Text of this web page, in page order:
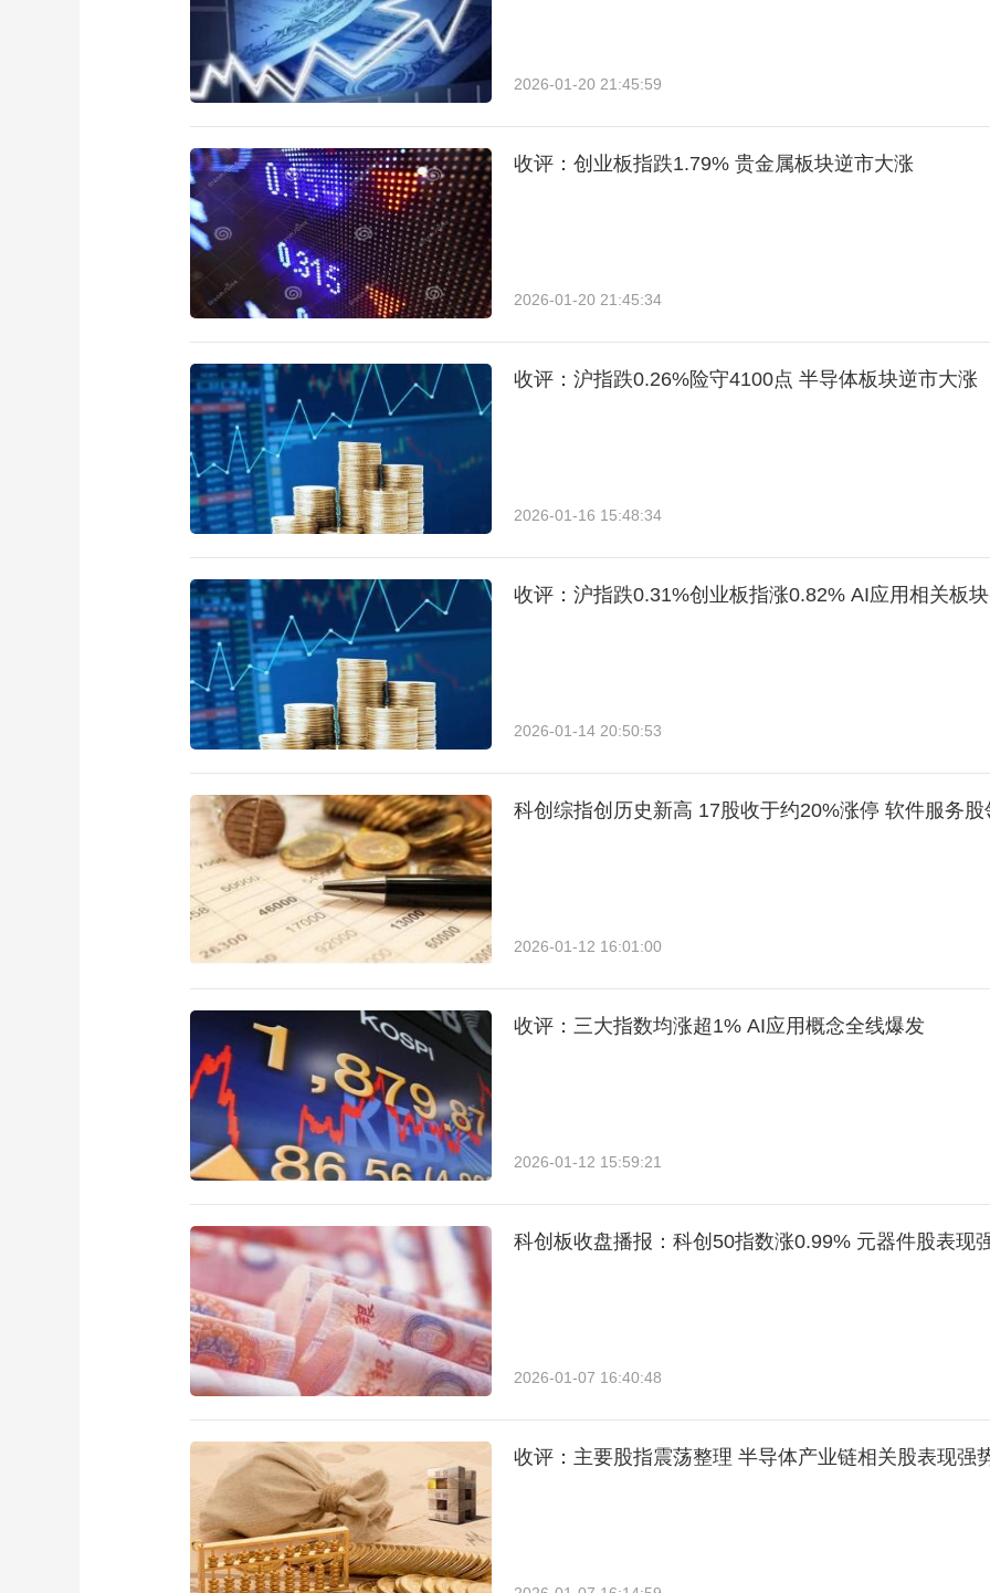
2026-01-20 21:45:59
收评：创业板指跌1.79% 贵金属板块逆市大涨
2026-01-20 21:45:34
收评：沪指跌0.26%险守4100点 半导体板块逆市大涨
2026-01-16 15:48:34
收评：沪指跌0.31%创业板指涨0.82% AI应用相关板
2026-01-14 20:50:53
科创综指创历史新高 17股收于约20%涨停 软件服务股
2026-01-12 16:01:00
收评：三大指数均涨超1% AI应用概念全线爆发
2026-01-12 15:59:21
科创板收盘播报：科创50指数涨0.99% 元器件股表现
2026-01-07 16:40:48
收评：主要股指震荡整理 半导体产业链相关股表现强